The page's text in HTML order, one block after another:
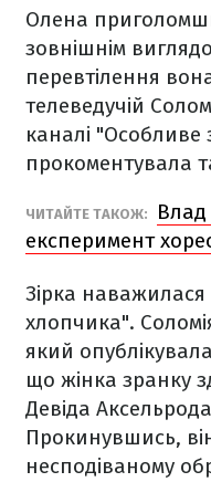
Олена
зовнішнім
перевтілення
телеведучій
каналі "Особливе
прокоментувала
ЧИТАЙТЕ ТАКОЖ:
Влад
експеримент
Зірка наважилася
хлопчика".
який
що жінка зранку
Девіда
Прокинувшись,
несподіваному